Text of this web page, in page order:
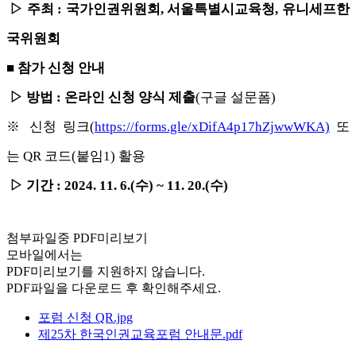
▷ 주최 : 국가인권위원회, 서울특별시교육청, 유니세프한
국위원회
■ 참가 신청 안내
▷ 방법 : 온라인 신청 양식 제출(구글 설문폼)
※ 신청 링크(https://forms.gle/xDifA4p17hZjwwWKA) 또
는 QR 코드(붙임1) 활용
▷ 기간 : 2024. 11. 6.(수) ~ 11. 20.(수)
첨부파일중 PDF미리보기
모바일에서는
PDF미리보기를 지원하지 않습니다.
PDF파일을 다운로드 후 확인해주세요.
포럼 신청 QR.jpg
제25차 한국인권교육포럼 안내문.pdf